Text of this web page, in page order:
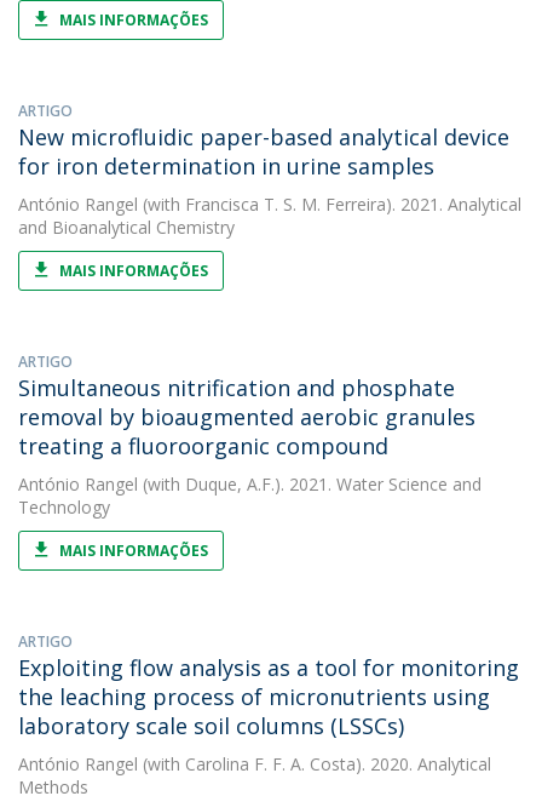
MAIS INFORMAÇÕES
ARTIGO
New microfluidic paper-based analytical device
for iron determination in urine samples
António Rangel (with Francisca T. S. M. Ferreira). 2021. Analytical
and Bioanalytical Chemistry
MAIS INFORMAÇÕES
ARTIGO
Simultaneous nitrification and phosphate
removal by bioaugmented aerobic granules
treating a fluoroorganic compound
António Rangel (with Duque, A.F.). 2021. Water Science and
Technology
MAIS INFORMAÇÕES
ARTIGO
Exploiting flow analysis as a tool for monitoring
the leaching process of micronutrients using
laboratory scale soil columns (LSSCs)
António Rangel (with Carolina F. F. A. Costa). 2020. Analytical
Methods